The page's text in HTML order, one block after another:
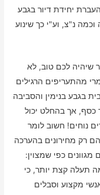
יחידת דיור בגבע
נ"צ, וע"י כך שינוע
שיהיה לכם טוב, לא
מהתעריפים הרגילים
בגבע בנימין והסביבה
כסף, אך בהחלט יכול
נוחים! חשוב לומר
רק מחירונים בהערכה
כפי שמצוין:
תעלה קצת יותר, כי
מקצוע וסבלים